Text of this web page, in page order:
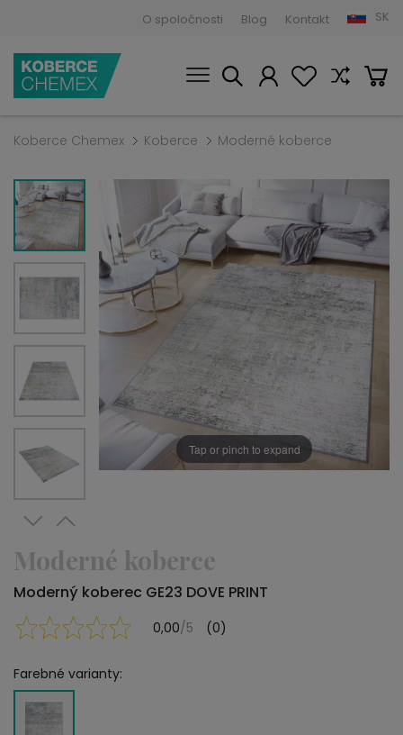
O spoločnosti Blog Kontakt SK
Koberce Chemex Koberce Moderné koberce
Tap or pinch to expand
Moderné koberce
Moderný koberec GE23 DOVE PRINT
0,00/5 (0)
Farebné varianty: